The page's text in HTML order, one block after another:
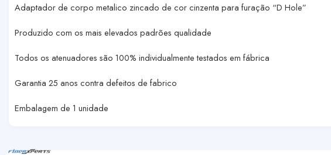
Adaptador de corpo metalico zincado de cor cinzenta para furação “D Hole”
Produzido com os mais elevados padrões qualidade
Todos os atenuadores são 100% individualmente testados em fábrica
Garantia 25 anos contra defeitos de fabrico
Embalagem de 1 unidade